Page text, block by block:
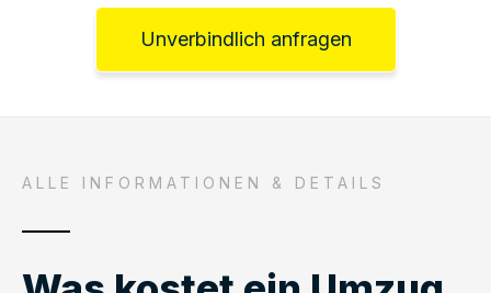
Unverbindlich anfragen
ALLE INFORMATIONEN & DETAILS